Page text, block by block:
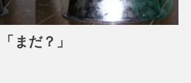
「まだ？」